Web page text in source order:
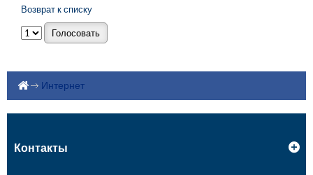
Возврат к списку
Интернет
Контакты